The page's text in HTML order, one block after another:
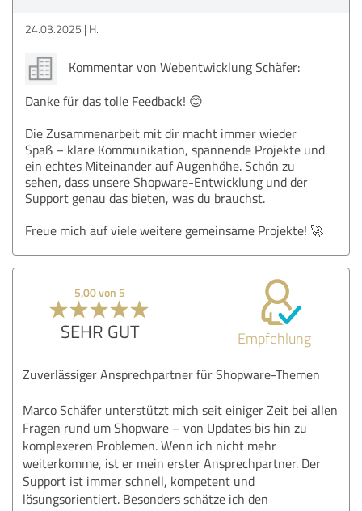
24.03.2025 H.
Kommentar von Webentwicklung Schäfer:
Danke für das tolle Feedback! 😊
Die Zusammenarbeit mit dir macht immer wieder
Spaß – klare Kommunikation, spannende Projekte und
ein echtes Miteinander auf Augenhöhe. Schön zu
sehen, dass unsere Shopware-Entwicklung und der
Support genau das bieten, was du brauchst.
Freue mich auf viele weitere gemeinsame Projekte! 🚀
5,00 von 5
SEHR GUT Empfehlung
Zuverlässiger Ansprechpartner für Shopware-Themen
Marco Schäfer unterstützt mich seit einiger Zeit bei allen
Fragen rund um Shopware – von Updates bis hin zu
komplexeren Problemen. Wenn ich nicht mehr
weiterkomme, ist er mein erster Ansprechpartner. Der
Support ist immer schnell, kompetent und
lösungsorientiert. Besonders schätze ich den